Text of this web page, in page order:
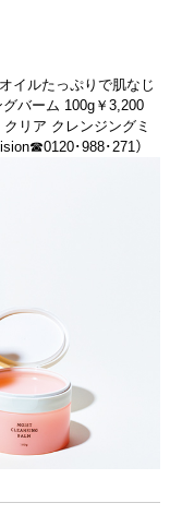
イルたっぷりで肌なじ
グバーム 100g￥3,200
リア クレンジングミ
･988･271）